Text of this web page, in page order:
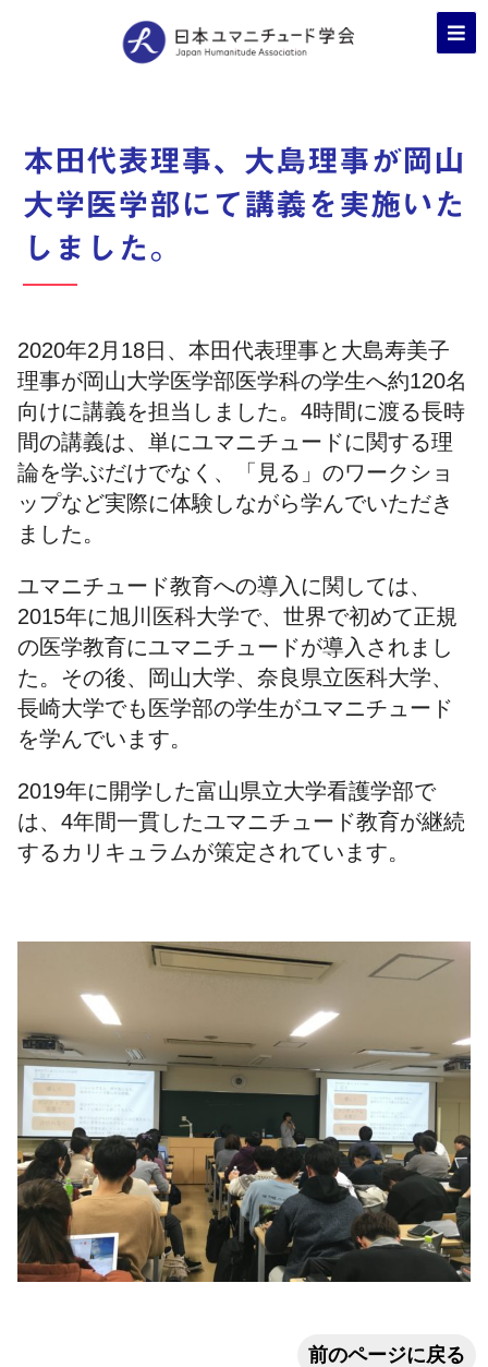
本田代表理事、大島理事が岡山
大学医学部にて講義を実施いた
しました。
2020年2月18日、本田代表理事と大島寿美子
理事が岡山大学医学部医学科の学生へ約120名
向けに講義を担当しました。4時間に渡る長時
間の講義は、単にユマニチュードに関する理
論を学ぶだけでなく、「見る」のワークショ
ップなど実際に体験しながら学んでいただき
ました。
ユマニチュード教育への導入に関しては、
2015年に旭川医科大学で、世界で初めて正規
の医学教育にユマニチュードが導入されまし
た。その後、岡山大学、奈良県立医科大学、
長崎大学でも医学部の学生がユマニチュード
を学んでいます。
2019年に開学した富山県立大学看護学部で
は、4年間一貫したユマニチュード教育が継続
するカリキュラムが策定されています。
前のページに戻る